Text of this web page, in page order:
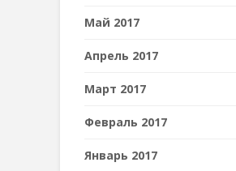
Май 2017
Апрель 2017
Март 2017
Февраль 2017
Январь 2017